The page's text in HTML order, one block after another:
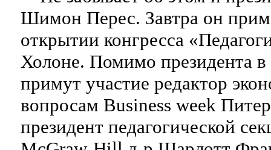
Шимон Перес. Завтра он
открытии конгресса
Холоне. Помимо президента в
примут участие редактор
вопросам Business week
президент педагогической